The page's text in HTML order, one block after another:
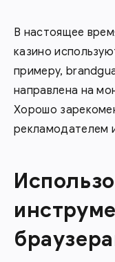
В настоящее
казино
примеру,
направлена на
Хорошо
рекламодателем